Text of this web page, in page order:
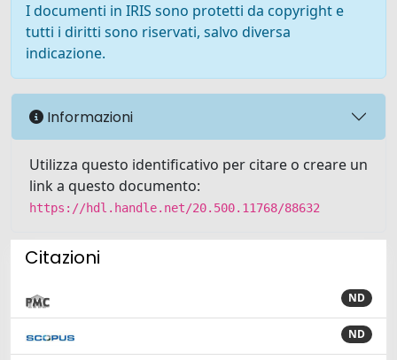
I documenti in IRIS sono protetti da copyright e
tutti i diritti sono riservati, salvo diversa
indicazione.
Informazioni
Utilizza questo identificativo per citare o creare un
link a questo documento:
https://hdl.handle.net/20.500.11768/88632
Citazioni
ND
ND